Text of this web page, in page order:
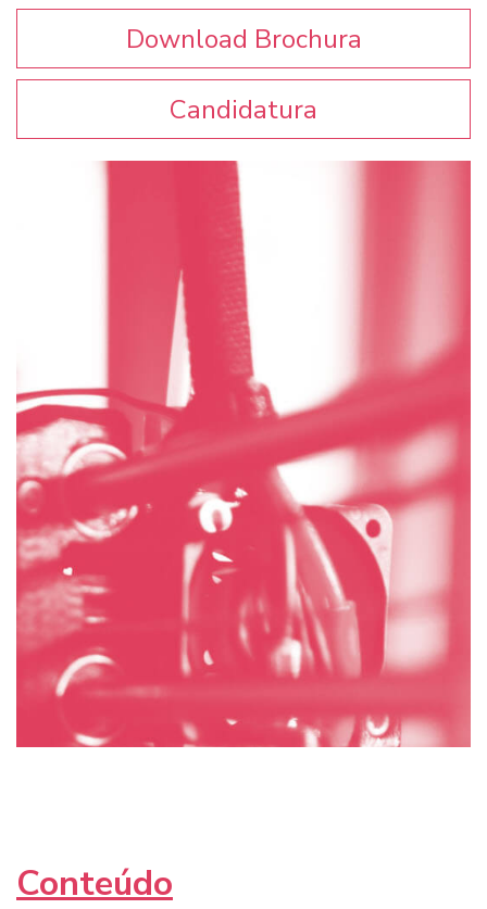
Download Brochura
Candidatura
Conteúdo